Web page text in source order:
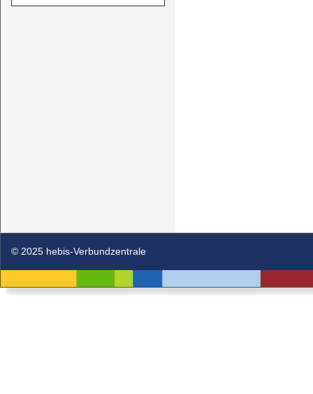
© 2025 hebis-Verbundzentrale